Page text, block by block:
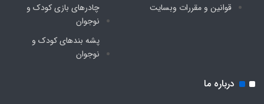
قوانین و مقررات وبسایت
چادرهای بازی کودک و
نوجوان
پشه‌ بندهای کودک و
نوجوان
درباره ما